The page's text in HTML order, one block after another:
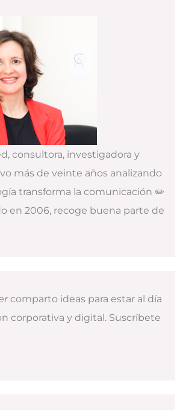
consultora, investigadora y
más de veinte años analizando
transforma la comunicación ✏️
en 2006, recoge buena parte de
comparto ideas para estar al día
corporativa y digital. Suscríbete